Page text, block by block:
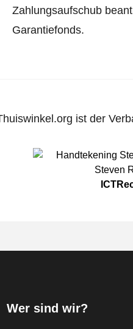
Zahlungsaufschub
Garantiefonds.
ist der
Steven
Wer sind wir?